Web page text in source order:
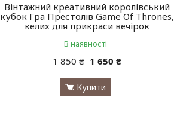
Вінтажний креативний королівський
кубок Гра Престолів Game Of Thrones,
келих для прикраси вечірок
В наявності
1 850 ₴ 1 650 ₴
Купити